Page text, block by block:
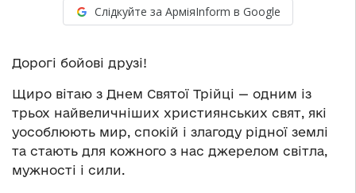
Слідкуйте за АрміяInform в Google
Дорогі бойові друзі!
Щиро вітаю з Днем Святої Трійці — одним із
трьох найвеличніших християнських свят, які
уособлюють мир, спокій і злагоду рідної землі
та стають для кожного з нас джерелом світла,
мужності і сили.